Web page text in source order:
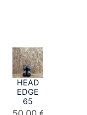
HEAD
EDGE
65